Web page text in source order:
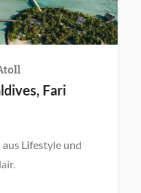
Fari
Lifestyle und